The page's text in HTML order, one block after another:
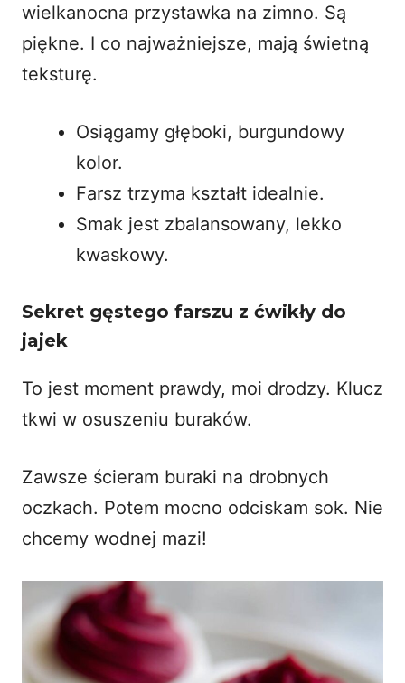
wielkanocna przystawka na zimno. Są
piękne. I co najważniejsze, mają świetną
teksturę.
Osiągamy głęboki, burgundowy
kolor.
Farsz trzyma kształt idealnie.
Smak jest zbalansowany, lekko
kwaskowy.
Sekret gęstego farszu z ćwikły do
jajek
To jest moment prawdy, moi drodzy. Klucz
tkwi w osuszeniu buraków.
Zawsze ścieram buraki na drobnych
oczkach. Potem mocno odciskam sok. Nie
chcemy wodnej mazi!